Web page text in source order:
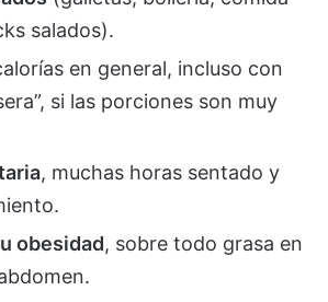
salados).
en general, incluso con
si las porciones son muy
, muchas horas sentado y
obesidad, sobre todo grasa en